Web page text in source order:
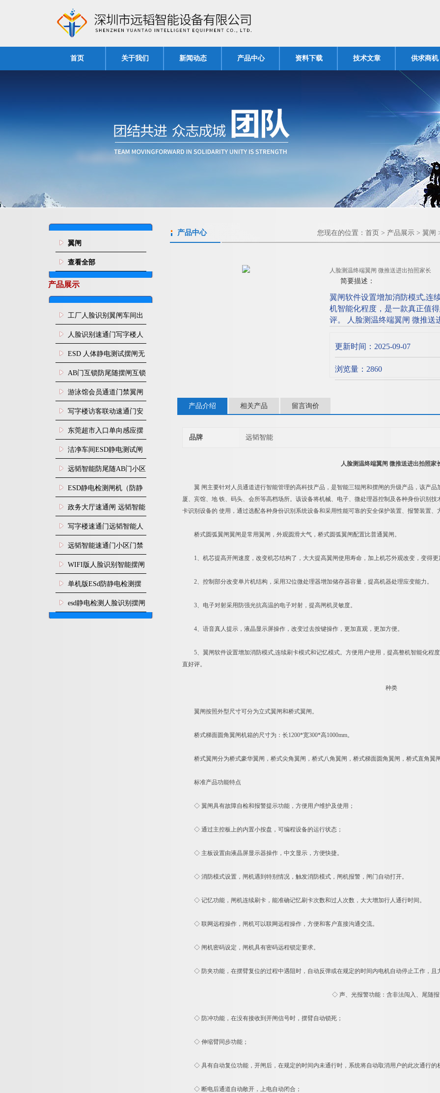
首页 关于我们 新闻动态 产品中心 资料下载 技术文章 供求商机
翼闸
查看全部
产品展示
工厂人脸识别翼闸车间出
入口人行通道门禁
人脸识别速通门写字楼人
行通道闸门禁设备
ESD 人体静电测试摆闸无
尘车间防静电闸机
AB门互锁防尾随摆闸互锁
闸机
游泳馆会员通道门禁翼闸
写字楼访客联动速通门安
装
东莞超市入口单向感应摆
闸安装
洁净车间ESD静电测试闸
机
远韬智能防尾随AB门小区
门禁闸机安装
​ESD静电检测闸机（防静
电门禁通道系统）
政务大厅速通闸 远韬智能
防尾随静音速通门
写字楼速通门远韬智能人
脸识别快速通道闸
远韬智能速通门小区门禁
闸机食堂消费摆闸
WIFI版人脸识别智能摆闸
机
单机版ESd防静电检测摆
闸机
esd静电检测人脸识别摆闸
安装
产品中心 您现在的位置： 首页 > 产品展示 > 翼闸
人脸测温终端翼闸 微推送进出拍照家长
简要描述：
翼闸软件设置增加消防模式,连
机智能化程度，是一款真正值
评。 人脸测温终端翼闸 微推送
更新时间：2025-09-07
浏览量：2860
产品介绍 相关产品 留言询价
品牌 远韬智能
人脸测温终端翼闸 微推送进出拍照家
翼 闸主要针对人员通道进行智能管理的高科技产品，是智能三辊闸和摆闸的升级产品，该产品
厦、宾馆、地 铁、码头、会所等高档场所。该设备将机械、电子、微处理器控制及各种身份识别
卡识别设备的 使用，通过选配各种身份识别系统设备和采用性能可靠的安全保护装置、报警装置
桥式圆弧翼闸翼闸是常用翼闸，外观圆滑大气，桥式圆弧翼闸配置比普通翼闸。
1、机芯提高开闸速度，改变机芯结构了，大大提高翼闸使用寿命，加上机芯外观改变，变得更
2、控制部分改变单片机结构，采用32位微处理器增加储存器容量，提高机器处理应变能力。
3、电子对射采用防强光抗高温的电子对射，提高闸机灵敏度。
4、语音真人提示，液晶显示屏操作，改变过去按键操作，更加直观，更加方便。
5、翼闸软件设置增加消防模式,连续刷卡模式和记忆模式。方便用户使用，提高整机智能化程
直好评。
种类
翼闸按照外型尺寸可分为立式翼闸和桥式翼闸。
桥式梯面圆角翼闸机箱的尺寸为：长1200*宽300*高1000mm。
桥式翼闸分为桥式豪华翼闸，桥式尖角翼闸，桥式八角翼闸，桥式梯面圆角翼闸，桥式直角翼
标准产品功能特点
◇ 翼闸具有故障自检和报警提示功能，方便用户维护及使用；
◇ 通过主控板上的内置小按盘，可编程设备的运行状态；
◇ 主板设置由液晶屏显示器操作，中文显示，方便快捷。
◇ 消防模式设置，闸机遇到特别情况，触发消防模式，闸机报警，闸门自动打开。
◇ 记忆功能，闸机连续刷卡，能准确记忆刷卡次数和过人次数，大大增加行人通行时间。
◇ 联网远程操作，闸机可以联网远程操作，方便和客户直接沟通交流。
◇ 闸机密码设定，闸机具有密码远程锁定要求。
◇ 防夹功能，在摆臂复位的过程中遇阻时，自动反弹或在规定的时间内电机自动停止工作，且
◇ 声、光报警功能：含非法闯入、尾随
◇ 防冲功能，在没有接收到开闸信号时，摆臂自动锁死；
◇ 伸缩臂同步功能；
◇ 具有自动复位功能，开闸后，在规定的时间内未通行时，系统将自动取消用户的此次通行的
◇ 断电后通道自动敞开，上电自动闭合；